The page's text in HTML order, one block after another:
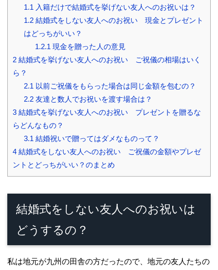
1.1 入籍だけで結婚式を挙げない友人へのお祝いは？
1.2結婚式をしない友人へのお祝い 現金とプレゼント
はどっちがいい？
1.2.1 現金を贈った人の意見
2 結婚式を挙げない友人へのお祝い ご祝儀の相場はいく
ら？
2.1 以前ご祝儀をもらった場合は同じ金額を包むの？
2.2友達と数人でお祝いを渡す場合は？
3 結婚式を挙げない友人へのお祝い プレゼントを贈るな
らどんなもの？
3.1 結婚祝いで贈ってはダメなものって？
4 結婚式をしない友人へのお祝い ご祝儀の金額やプレゼ
ントとどっちがいい？のまとめ
結婚式をしない友人へのお祝いは
どうするの？
私は地元が九州の田舎の方だったので、地元の友人たちの